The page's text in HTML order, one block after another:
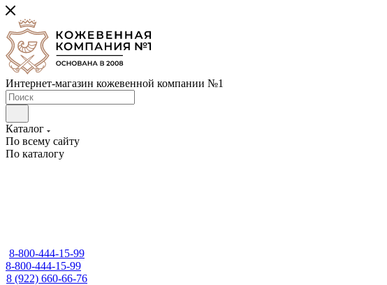
Интернет-магазин кожевенной компании №1
Каталог
По всему сайту
По каталогу
8-800-444-15-99
8-800-444-15-99
8 (922) 660-66-76